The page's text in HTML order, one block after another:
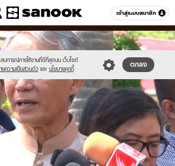
เข้าสู่ระบบสมาชิก
หมวดอื่นๆ
สบการณ์การใช้งานที่ดีที่สุดบน เว็บไซต์
ยความเป็นส่วนตัว และ นโยบายคุกกี้
ตกลง
logo-
1828450/631378-